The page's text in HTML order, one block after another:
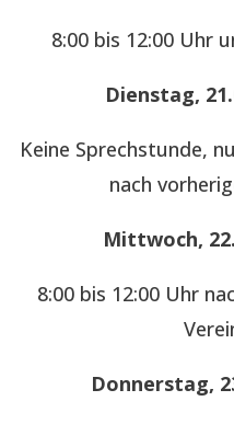
8:00 bis 12:00 Uhr
Dienstag,
Keine Sprechstunde,
nach
Mittwoch,
8:00 bis 12:00 Uhr
Donnerstag,